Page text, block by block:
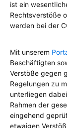
ist ein
Rechtsverstöße
werden bei der
Mit unserem
Beschäftigten
Verstöße gegen
Regelungen zu
unterliegen
Rahmen der
eingehend
etwaigen